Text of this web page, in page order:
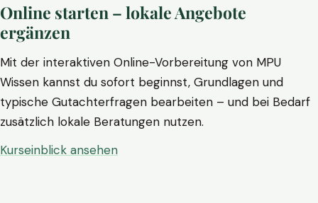
Online starten – lokale Angebote
ergänzen
Mit der interaktiven Online-Vorbereitung von MPU
Wissen kannst du sofort beginnst, Grundlagen und
typische Gutachterfragen bearbeiten – und bei Bedarf
zusätzlich lokale Beratungen nutzen.
Kurseinblick ansehen